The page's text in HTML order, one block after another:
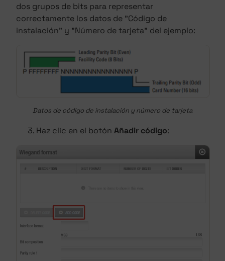
dos grupos de bits para representar
correctamente los datos de "Código de
instalación" y "Número de tarjeta" del ejemplo:
Datos de código de instalación y número de tarjeta
Haz clic en el botón Añadir código: